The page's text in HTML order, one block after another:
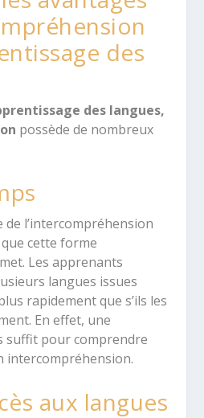
des
des langues,
possède de nombreux
l’intercompréhension
cette forme
Les apprenants
langues issues
rapidement que s’ils les
En effet, une
suffit pour comprendre
intercompréhension.
aux langues